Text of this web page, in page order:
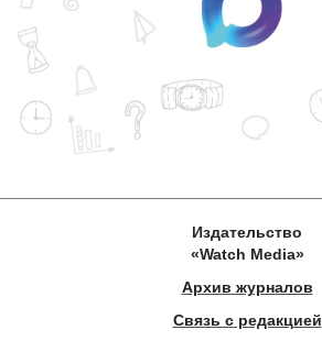
Издательство
«Watch Media»
Архив журналов
Связь с редакцией